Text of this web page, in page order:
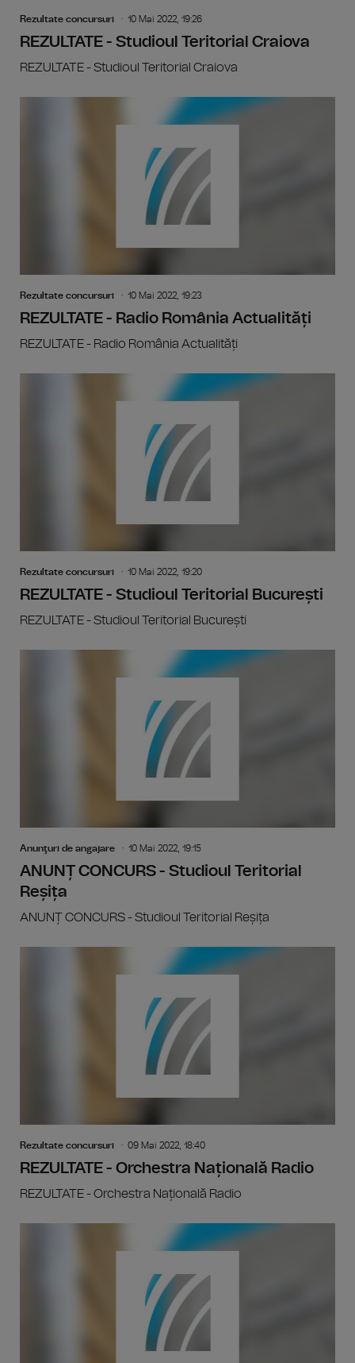
Rezultate concursuri 10 Mai 2022, 19:26
REZULTATE - Studioul Teritorial Craiova
REZULTATE - Studioul Teritorial Craiova
Rezultate concursuri 10 Mai 2022, 19:23
REZULTATE - Radio România Actualități
REZULTATE - Radio România Actualități
Rezultate concursuri 10 Mai 2022, 19:20
REZULTATE - Studioul Teritorial București
REZULTATE - Studioul Teritorial București
Anunţuri de angajare 10 Mai 2022, 19:15
ANUNȚ CONCURS - Studioul Teritorial
Reșița
ANUNȚ CONCURS - Studioul Teritorial Reșița
Rezultate concursuri 09 Mai 2022, 18:40
REZULTATE - Orchestra Națională Radio
REZULTATE - Orchestra Națională Radio